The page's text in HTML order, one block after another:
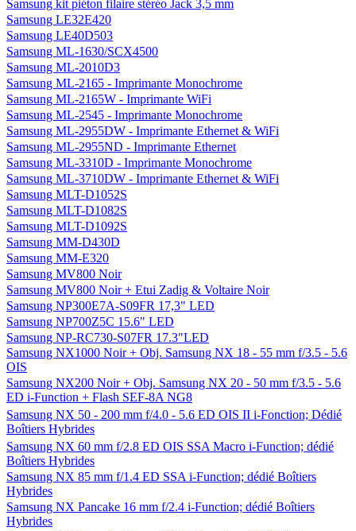
Samsung kit piéton filaire stéréo Jack 3,5 mm
Samsung LE32E420
Samsung LE40D503
Samsung ML-1630/SCX4500
Samsung ML-2010D3
Samsung ML-2165 - Imprimante Monochrome
Samsung ML-2165W - Imprimante WiFi
Samsung ML-2545 - Imprimante Monochrome
Samsung ML-2955DW - Imprimante Ethernet & WiFi
Samsung ML-2955ND - Imprimante Ethernet
Samsung ML-3310D - Imprimante Monochrome
Samsung ML-3710DW - Imprimante Ethernet & WiFi
Samsung MLT-D1052S
Samsung MLT-D1082S
Samsung MLT-D1092S
Samsung MM-D430D
Samsung MM-E320
Samsung MV800 Noir
Samsung MV800 Noir + Etui Zadig & Voltaire Noir
Samsung NP300E7A-S09FR 17,3" LED
Samsung NP700Z5C 15.6" LED
Samsung NP-RC730-S07FR 17.3"LED
Samsung NX1000 Noir + Obj. Samsung NX 18 - 55 mm f/3.5 - 5.6
OIS
Samsung NX200 Noir + Obj. Samsung NX 20 - 50 mm f/3.5 - 5.6
ED i-Function + Flash SEF-8A NG8
Samsung NX 50 - 200 mm f/4.0 - 5.6 ED OIS II i-Fonction; Dédié
Boîtiers Hybrides
Samsung NX 60 mm f/2.8 ED OIS SSA Macro i-Function; dédié
Boîtiers Hybrides
Samsung NX 85 mm f/1.4 ED SSA i-Function; dédié Boîtiers
Hybrides
Samsung NX Pancake 16 mm f/2.4 i-Function; dédié Boîtiers
Hybrides